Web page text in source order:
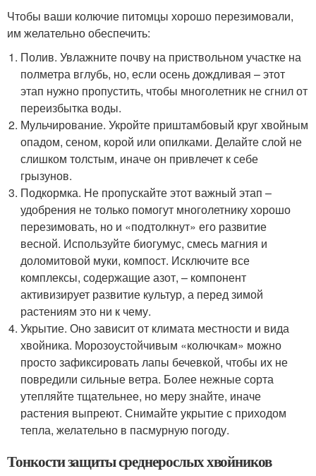
Чтобы ваши колючие питомцы хорошо перезимовали,
им желательно обеспечить:
Полив. Увлажните почву на приствольном участке на
полметра вглубь, но, если осень дождливая – этот
этап нужно пропустить, чтобы многолетник не сгнил от
переизбытка воды.
Мульчирование. Укройте приштамбовый круг хвойным
опадом, сеном, корой или опилками. Делайте слой не
слишком толстым, иначе он привлечет к себе
грызунов.
Подкормка. Не пропускайте этот важный этап –
удобрения не только помогут многолетнику хорошо
перезимовать, но и «подтолкнут» его развитие
весной. Используйте биогумус, смесь магния и
доломитовой муки, компост. Исключите все
комплексы, содержащие азот, – компонент
активизирует развитие культур, а перед зимой
растениям это ни к чему.
Укрытие. Оно зависит от климата местности и вида
хвойника. Морозоустойчивым «колючкам» можно
просто зафиксировать лапы бечевкой, чтобы их не
повредили сильные ветра. Более нежные сорта
утепляйте тщательнее, но меру знайте, иначе
растения выпреют. Снимайте укрытие с приходом
тепла, желательно в пасмурную погоду.
Тонкости защиты среднерослых хвойников